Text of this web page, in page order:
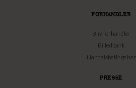
FORHANDLER
Bliv forhandler
Billedbank
Handelsbetingelser
PRESSE